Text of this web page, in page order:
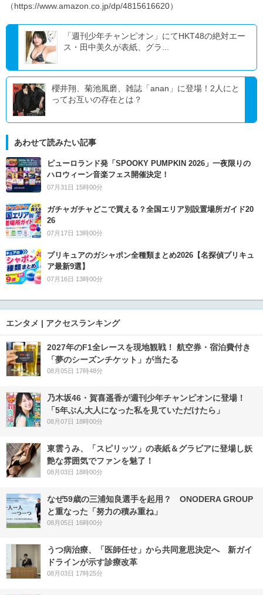
（https://www.amazon.co.jp/dp/4815616620）
「週刊少年チャンピオン」にてHKT48の絶対エー
ス・田中美久が表紙、グラ...
櫻井翔、菊池風磨、雑誌「anan」に登場！2人にと
ってお互いの存在とは？
あわせて読みたい記事
ピューロランド発「SPOOKY PUMPKIN 2026」一夜限りの
ハロウィーン音楽フェス開催決定！
07月31日 15時00分
ガチャガチャどこで買える？全国エリア別設置場所ガイド20
26
07月17日 13時00分
プリキュアのガシャポン全種類まとめ2026【名探偵プリキュ
ア最新9選】
07月16日 13時00分
エンタメ | アクセスランキング
2027年のF1全レースを現地観戦！ 航空券・宿泊費付き
「夢のシーズンチケット」が当たる
08月05日 17時48分
乃木坂46・賀喜遥香が週刊少年チャンピオンに登場！
「5年ぶん大人になった私を見ていただけたら」
08月07日 18時00分
東雲うみ、「スピリッツ」の表紙＆グラビアに登場し妖
艶な雰囲気でファンを魅了！
08月03日 18時00分
なぜ59歳の三浦知良選手を起用？ ONODERA GROUP
と重なった「努力の積み重ね」
08月05日 16時00分
うつ病治療、「医師任せ」から共同意思決定へ 新ガイ
ドラインが示す診療改革
08月03日 17時25分